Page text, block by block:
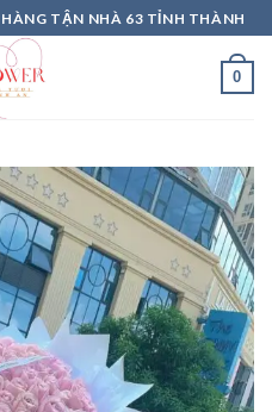
TẬN NHÀ 63 TỈNH THÀNH
0